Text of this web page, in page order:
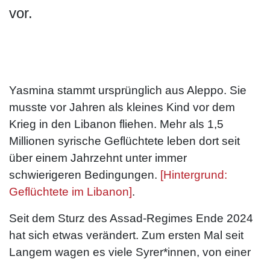
vor.
Yasmina stammt ursprünglich aus Aleppo. Sie
musste vor Jahren als kleines Kind vor dem
Krieg in den Libanon fliehen. Mehr als 1,5
Millionen syrische Geflüchtete leben dort seit
über einem Jahrzehnt unter immer
schwierigeren Bedingungen. [Hintergrund:
Geflüchtete im Libanon].
Seit dem Sturz des Assad-Regimes Ende 2024
hat sich etwas verändert. Zum ersten Mal seit
Langem wagen es viele Syrer*innen, von einer